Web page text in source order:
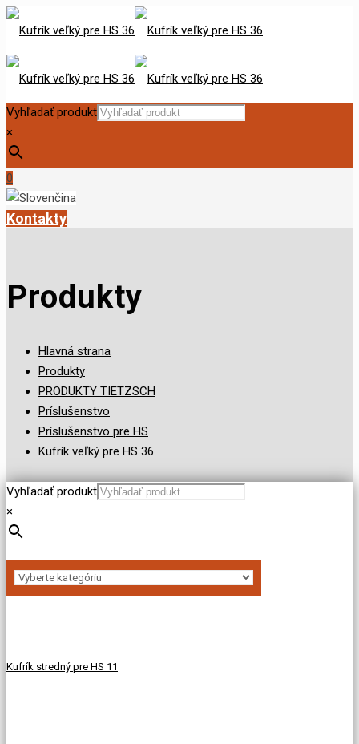
Vyhľadať produkt
×
0
Kontakty
Produkty
Hlavná strana
Produkty
PRODUKTY TIETZSCH
Príslušenstvo
Príslušenstvo pre HS
Kufrík veľký pre HS 36
Vyhľadať produkt
×
Kufrík stredný pre HS 11